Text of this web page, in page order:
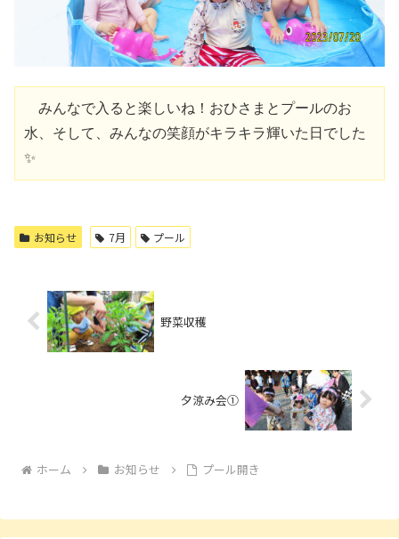
みんなで入ると楽しいね！おひさまとプールのお
水、そして、みんなの笑顔がキラキラ輝いた日でした
✨
お知らせ 7月 プール
野菜収穫
夕涼み会①
ホーム お知らせ プール開き